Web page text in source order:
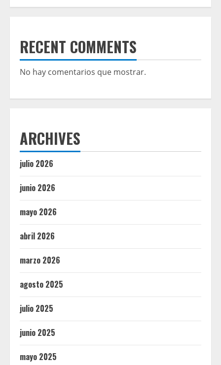
RECENT COMMENTS
No hay comentarios que mostrar.
ARCHIVES
julio 2026
junio 2026
mayo 2026
abril 2026
marzo 2026
agosto 2025
julio 2025
junio 2025
mayo 2025